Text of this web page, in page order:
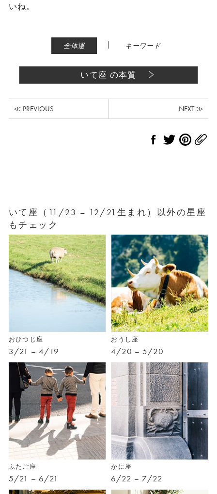
いね。
全体運 | キーワード
いて座 の本質
≪ PREVIOUS NEXT ≫
いて座（11/23 – 12/21生まれ）以外の星座
もチェック
おひつじ座
3/21 – 4/19
おうし座
4/20 – 5/20
ふたご座
5/21 – 6/21
かに座
6/22 – 7/22